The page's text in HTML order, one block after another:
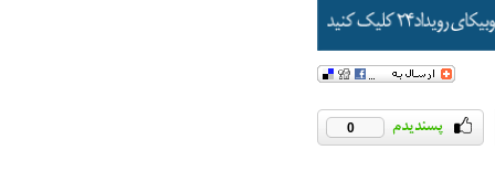
0
دوران قاجار چگونه
مردی که سر خم نکرد؟ | غلامرضا تختی و
حکومت پهلوی